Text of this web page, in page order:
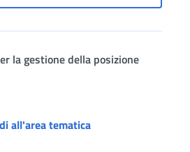
la gestione della posizione
all'area tematicaPortale dei servizi